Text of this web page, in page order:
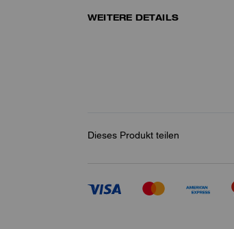
WEITERE DETAILS
Dieses Produkt teilen